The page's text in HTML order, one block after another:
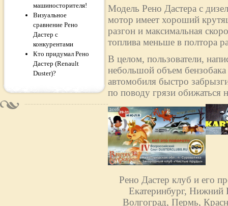
машиносторителя!
Визуальное
сравнение Рено
Дастер с
конкурентами
Кто придумал Рено
Дастер (Renault
Duster)?
Модель Рено Дастера с
мотор имеет хороший
разгон и максимальная
топлива меньше в полтора
В целом, пользователи,
небольшой объем бензобака
автомобиля быстро
по поводу грязи обижаться
Рено Дастер клуб и его
Екатеринбург, Нижний
Волгоград, Пермь,